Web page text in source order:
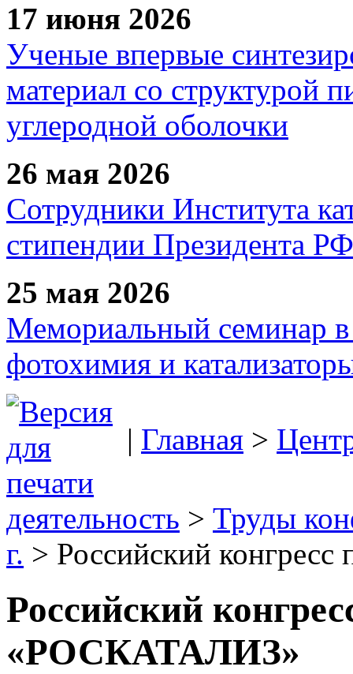
17 июня 2026
Ученые впервые
материал со структурой
углеродной оболочки
26 мая 2026
Сотрудники Института
стипендии Президента РФ
25 мая 2026
Мемориальный семинар в
фотохимия и
| Главная >
деятельность > Труды
г. > Российский
Российский
«РОСКАТАЛИЗ»